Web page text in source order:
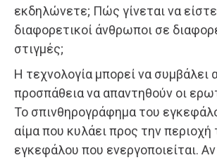
εκδηλώνετε; Πώς γίνεται να
διαφορετικοί άνθρωποι σε
στιγμές;
Η τεχνολογία μπορεί να συμβάλει
προσπάθεια να απαντηθούν οι
Το σπινθηρογράφημα του
αίμα που κυλάει προς την περιοχή
εγκεφάλου που ενεργοποιείται.